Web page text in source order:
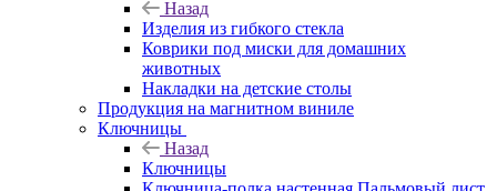
Назад
Изделия из гибкого стекла
Коврики под миски для домашних
животных
Накладки на детские столы
Продукция на магнитном виниле
Ключницы
Назад
Ключницы